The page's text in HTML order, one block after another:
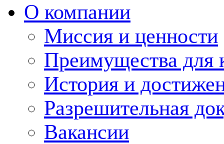
О компании
Миссия и ценности
Преимущества для
История и
Разрешительная
Вакансии